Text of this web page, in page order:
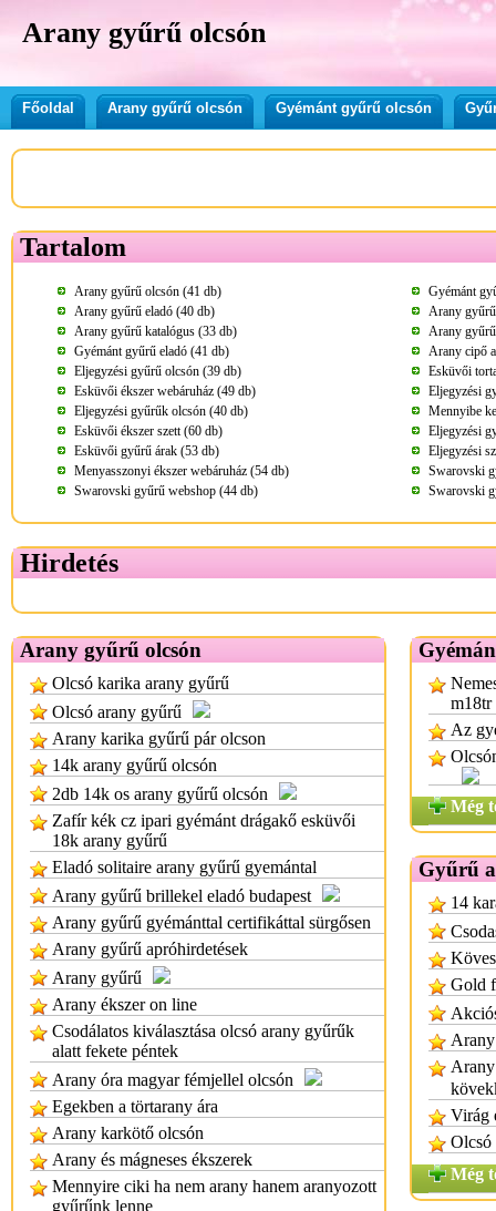
Arany gyűrű olcsón
Főoldal Arany gyűrű olcsón Gyémánt gyűrű olcsón
Tartalom
Arany gyűrű olcsón (41 db)
Gyémánt
Arany gyűrű eladó (40 db)
Arany
Arany gyűrű katalógus (33 db)
Arany
Gyémánt gyűrű eladó (41 db)
Arany cipő
Eljegyzési gyűrű olcsón (39 db)
Esküvői
Esküvői ékszer webáruház (49 db)
Eljegyzési
Eljegyzési gyűrűk olcsón (40 db)
Mennyibe
Esküvői ékszer szett (60 db)
Eljegyzési
Esküvői gyűrű árak (53 db)
Eljegyzési
Menyasszonyi ékszer webáruház (54 db)
Swarovski
Swarovski gyűrű webshop (44 db)
Swarovski
Hirdetés
Arany gyűrű olcsón
Olcsó karika arany gyűrű
Olcsó arany gyűrű
Arany karika gyűrű pár olcson
14k arany gyűrű olcsón
2db 14k os arany gyűrű olcsón
Zafír kék cz ipari gyémánt drágakő esküvői
18k arany gyűrű
Eladó solitaire arany gyűrű gyemántal
Arany gyűrű brillekel eladó budapest
Arany gyűrű gyémánttal certifikáttal sürgősen
Arany gyűrű apróhirdetések
Arany gyűrű
Arany ékszer on line
Csodálatos kiválasztása olcsó arany gyűrűk
alatt fekete péntek
Arany óra magyar fémjellel olcsón
Egekben a törtarany ára
Arany karkötő olcsón
Arany és mágneses ékszerek
Mennyire ciki ha nem arany hanem aranyozott
gyűrűnk lenne
m18tr
Az
Még
Gyűrű
14
Gold
Virág
Olcsó
Még